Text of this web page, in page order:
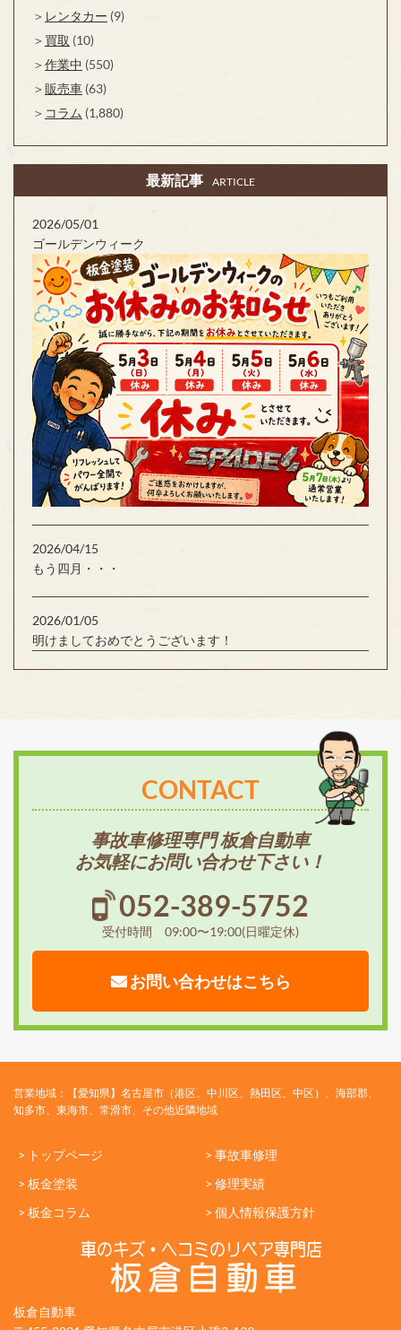
レンタカー (9)
買取 (10)
作業中 (550)
販売車 (63)
コラム (1,880)
最新記事 ARTICLE
2026/05/01
ゴールデンウィーク
2026/04/15
もう四月・・・
2026/01/05
明けましておめでとうございます！
CONTACT
事故車修理専門 板倉自動車
お気軽にお問い合わせ下さい！
052-389-5752
受付時間 09:00〜19:00(日曜定休)
お問い合わせはこちら
営業地域：【愛知県】名古屋市（港区、中川区、熱田区、中区）、海部郡、
知多市、東海市、常滑市、その他近隣地域
> トップページ
> 事故車修理
> 板金塗装
> 修理実績
> 板金コラム
> 個人情報保護方針
板倉自動車